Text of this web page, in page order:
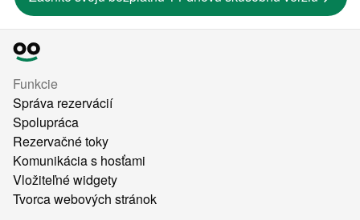
Funkcie
Správa rezervácií
Spolupráca
Rezervačné toky
Komunikácia s hosťami
Vložiteľné widgety
Tvorca webových stránok